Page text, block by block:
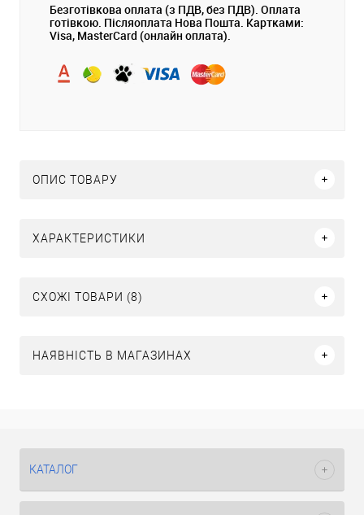
Безготівкова оплата (з ПДВ, без ПДВ). Оплата
готівкою. Післяоплата Нова Пошта. Картками:
Visa, MasterCard (онлайн оплата).
ОПИС ТОВАРУ
ХАРАКТЕРИСТИКИ
СХОЖІ ТОВАРИ (8)
НАЯВНІСТЬ В МАГАЗИНАХ
КАТАЛОГ